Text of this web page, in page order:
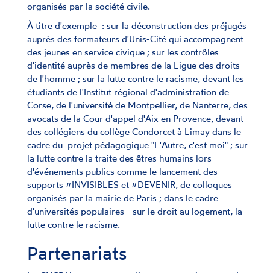
organisés par la société civile.
À titre d'exemple : sur la déconstruction des préjugés
auprès des formateurs d'Unis-Cité qui accompagnent
des jeunes en service civique ; sur les contrôles
d'identité auprès de membres de la Ligue des droits
de l'homme ; sur la lutte contre le racisme, devant les
étudiants de l'Institut régional d'administration de
Corse, de l'université de Montpellier, de Nanterre, des
avocats de la Cour d'appel d'Aix en Provence, devant
des collégiens du collège Condorcet à Limay dans le
cadre du projet pédagogique "L'Autre, c'est moi" ; sur
la lutte contre la traite des êtres humains lors
d'événements publics comme le lancement des
supports #INVISIBLES et #DEVENIR, de colloques
organisés par la mairie de Paris ; dans le cadre
d'universités populaires - sur le droit au logement, la
lutte contre le racisme.
Partenariats